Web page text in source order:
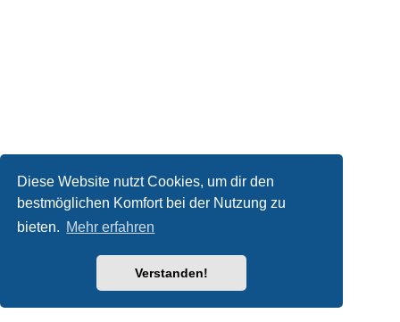
Diese Website nutzt Cookies, um dir den
bestmöglichen Komfort bei der Nutzung zu
bieten. Mehr erfahren
Verstanden!